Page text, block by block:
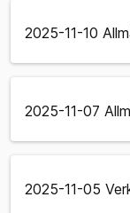
2025-11-10
2025-11-07
2025-11-05